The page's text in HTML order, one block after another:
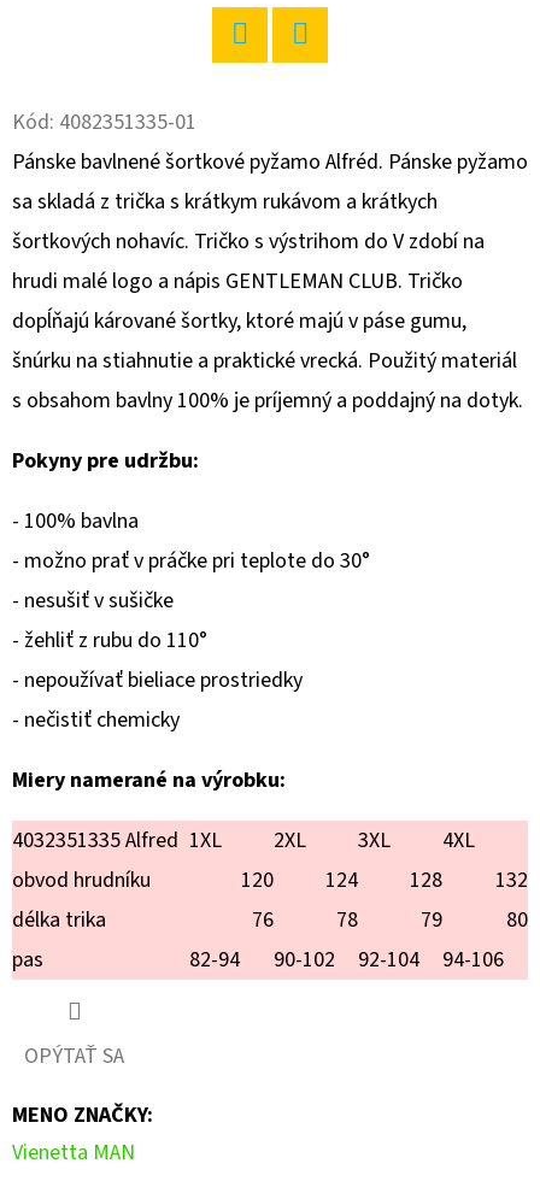
Kód: 4082351335-01
Pánske bavlnené šortkové pyžamo Alfréd. Pánske pyžamo
sa skladá z trička s krátkym rukávom a krátkych
šortkových nohavíc. Tričko s výstrihom do V zdobí na
hrudi malé logo a nápis GENTLEMAN CLUB. Tričko
dopĺňajú kárované šortky, ktoré majú v páse gumu,
šnúrku na stiahnutie a praktické vrecká. Použitý materiál
s obsahom bavlny 100% je príjemný a poddajný na dotyk.
Pokyny pre udržbu:
- 100% bavlna
- možno prať v práčke pri teplote do 30°
- nesušiť v sušičke
- žehliť z rubu do 110°
- nepoužívať bieliace prostriedky
- nečistiť chemicky
Miery namerané na výrobku:
4032351335 Alfred 1XL 2XL 3XL
4XL
obvod hrudníku
120 124 128
132
délka trika
76 78 79
80
pas
82-94 90-102 92-104 94-106
OPÝTAŤ SA
MENO ZNAČKY:
Vienetta MAN
R
Ú
Č
A
M
E
DÁMSKE
DOMÁCE
ŠATY
TROJŠTVRŤOVÝM
RUKÁVOM
€24,90